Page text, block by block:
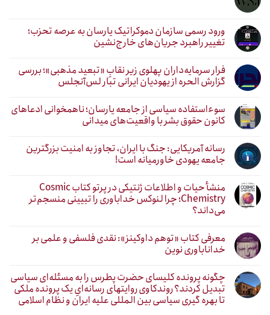
ورود رسمی سازمان دموکراتیک یارسان به عرصه تحزب؛
تغییر راهبرد جریان‌های خارج‌نشین
فرار سرمایه‌داران پهلوی زیر نقابِ «تبعید مذهبی»؛ بررسی
گزارش الحره از یهودیان ایرانی تبار لس‌آنجلس
سوءاستفاده سیاسی از جامعه یارسان؛ ناهمخوانی ادعاهای
کانون حقوق بشر با واقعیت‌های میدانی
رسانه آمریکایی: جنگ با ایران، تجاوز به امنیت بزرگترین
جامعه یهودی خاورمیانه است!
منشأ حیات و اطلاعات ژنتیکی در پرتو کتاب Cosmic
Chemistry؛ چرا لنوکس خداباوری را تبیینی منسجم‌تر
می‌داند؟
معرفی کتاب «توهم داوکینز»: نقدی فلسفی و علمی بر
خداناباوری نوین
چگونه پرونده کلیسای حضرت پطرس را به مسئله‌ای سیاسی
تبدیل کردند؟ روندکاوی روایتهای رسانه‌ایِ یک پرونده ملکی
تا بهره گیری سیاسی بین المللی علیه ایران و نظام اسلامی